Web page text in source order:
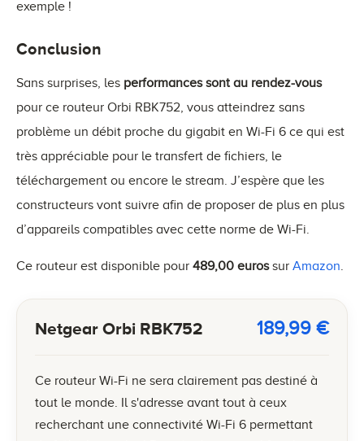
exemple !
Conclusion
Sans surprises, les performances sont au rendez-vous
pour ce routeur Orbi RBK752, vous atteindrez sans
problème un débit proche du gigabit en Wi-Fi 6 ce qui est
très appréciable pour le transfert de fichiers, le
téléchargement ou encore le stream. J’espère que les
constructeurs vont suivre afin de proposer de plus en plus
d’appareils compatibles avec cette norme de Wi-Fi.
Ce routeur est disponible pour 489,00 eurossur Amazon.
Netgear Orbi RBK752 189,99 €
Ce routeur Wi-Fi ne sera clairement pas destiné à
tout le monde. Il s'adresse avant tout à ceux
recherchant une connectivité Wi-Fi 6 permettant